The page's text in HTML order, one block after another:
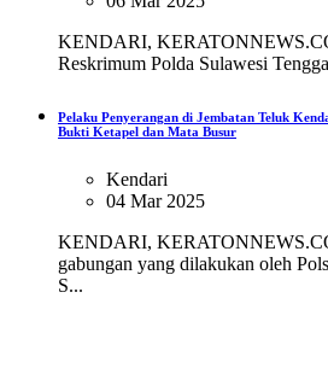
KENDARI,
Reskrimum Polda Sulawesi
Pelaku Penyerangan di Jembatan Teluk
Bukti Ketapel dan Mata Busur
Kendari
04 Mar 2025
KENDARI,
gabungan yang dilakukan oleh
S...